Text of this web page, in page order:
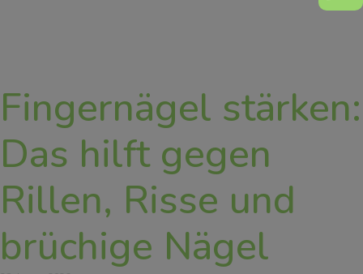
Fingernägel stärken:
Das hilft gegen
Rillen, Risse und
brüchige Nägel